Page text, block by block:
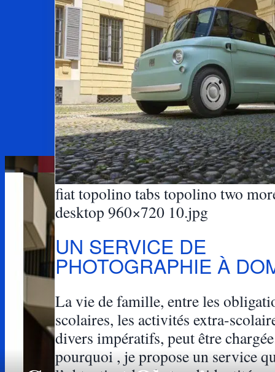
fiat topolino tabs topolino two
desktop 960×720 10.jpg
UN SERVICE DE
PHOTOGRAPHIE À
La vie de famille, entre les
scolaires, les activités extra-
divers impératifs, peut être
pourquoi , je propose un service